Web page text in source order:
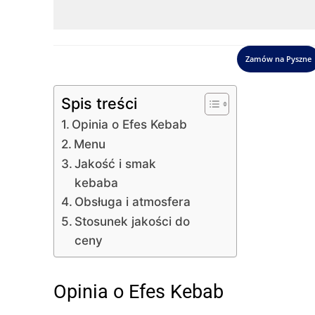
Zamów na Pyszne
Spis treści
Opinia o Efes Kebab
Menu
Jakość i smak
kebaba
Obsługa i atmosfera
Stosunek jakości do
ceny
Opinia o Efes Kebab